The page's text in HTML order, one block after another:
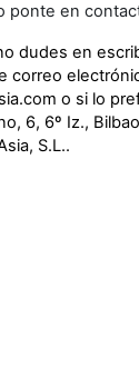
ponte en
dudes en
correo
o si lo
6, 6º Iz.,
S.L..